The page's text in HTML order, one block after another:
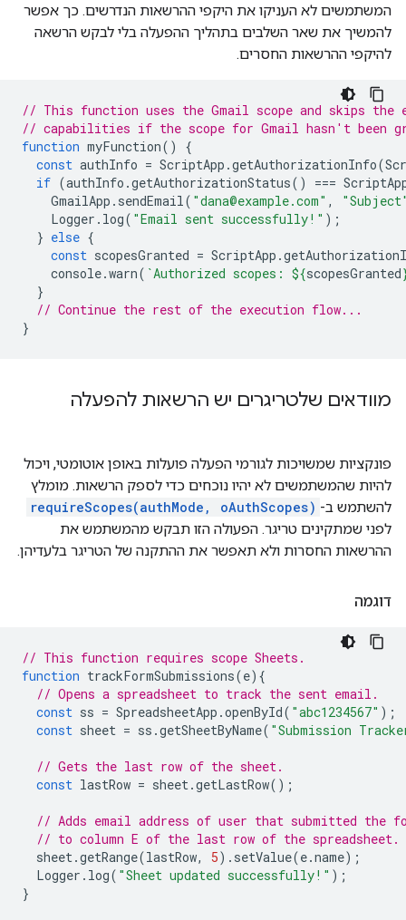
המשתמשים לא העניקו את היקפי ההרשאות הנדרשים. כך אפשר
להמשיך את שאר השלבים בתהליך ההפעלה בלי לבקש הרשאה
להיקפי ההרשאות החסרים.
// This function uses the Gmail scope and skips the
// capabilities if the scope for Gmail hasn't been
function myFunction()
{
const authInfo = ScriptApp .getAuthorizationInfo(
if (authInfo .getAuthorizationStatus() ===
GmailApp . sendEmail( "dana@example.com" ,
Logger . log( "Email sent successfully!" );
} else {
const scopesGranted = ScriptApp .
console.warn( `Authorized scopes: ${scopesGranted
}
// Continue the rest of the execution flow...
}
מוודאים שלטריגרים יש הרשאות להפעלה
פונקציות שמשויכות לגורמי הפעלה פועלות באופן אוטומטי, ויכול
להיות שהמשתמשים לא יהיו נוכחים כדי לספק הרשאות. מומלץ
להשתמש ב- requireScopes(authMode, oAuthScopes)
לפני שמתקינים טריגר. הפעולה הזו תבקש מהמשתמש את
ההרשאות החסרות ולא תאפשר את ההתקנה של הטריגר בלעדיהן.
דוגמה
// This function requires scope Sheets.
function trackFormSubmissions(e){
// Opens a spreadsheet to track the sent email.
const ss = SpreadsheetApp .openById( "abc1234567" );
const sheet = ss .getSheetByName( "Submission
// Gets the last row of the sheet.
const lastRow = sheet.getLastRow();
// Adds email address of user that submitted the
// to column E of the last row of the spreadsheet.
sheet.getRange(lastRow, 5). setValue(e.name);
Logger . log( "Sheet updated successfully!" );
}